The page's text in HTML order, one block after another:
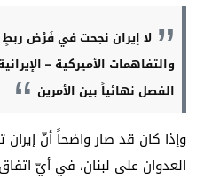
لا إيران نجحت في فَرْض ربطٍ
والتفاهمات الأميركية –
الفصل نهائياً بين الأمرين
وإذا كان قد صار واضحاً أنّ
العدوان على لبنان، في أيّ